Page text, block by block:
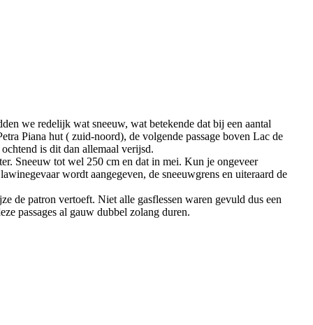
we redelijk wat sneeuw, wat betekende dat bij een aantal
Piana hut ( zuid-noord), de volgende passage boven Lac de
is dit dan allemaal verijsd.
Sneeuw tot wel 250 cm en dat in mei. Kun je ongeveer
wordt aangegeven, de sneeuwgrens en uiteraard de
de patron vertoeft. Niet alle gasflessen waren gevuld dus een
passages al gauw dubbel zolang duren.